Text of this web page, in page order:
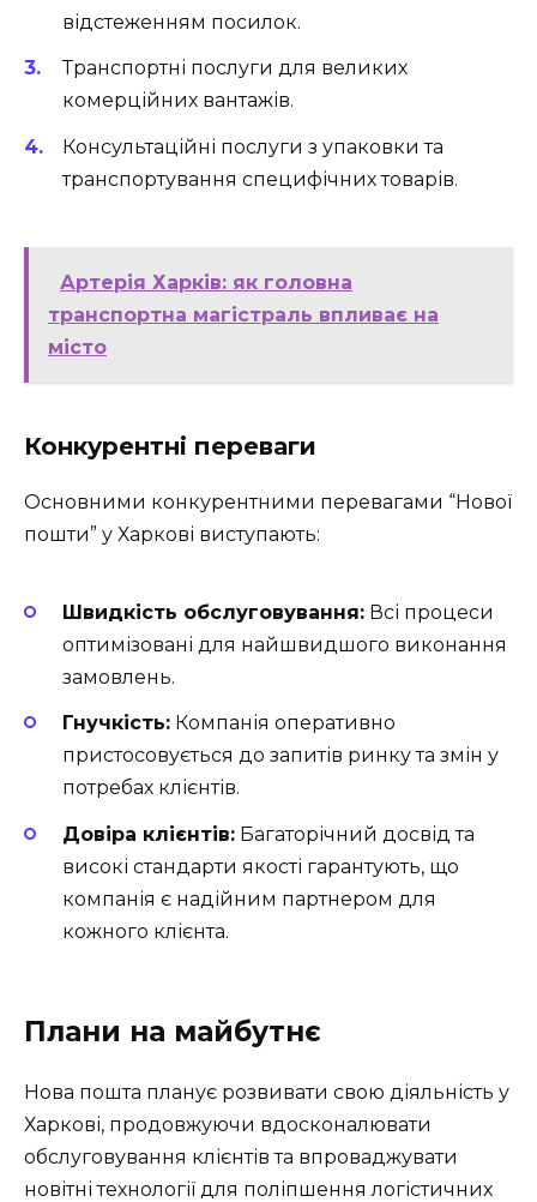
відстеженням посилок.
Транспортні послуги для великих
комерційних вантажів.
Консультаційні послуги з упаковки та
транспортування специфічних товарів.
Артерія Харків: як головна
транспортна магістраль впливає на
місто
Конкурентні переваги
Основними конкурентними перевагами “Нової
пошти” у Харкові виступають:
Швидкість обслуговування: Всі процеси
оптимізовані для найшвидшого виконання
замовлень.
Гнучкість: Компанія оперативно
пристосовується до запитів ринку та змін у
потребах клієнтів.
Довіра клієнтів: Багаторічний досвід та
високі стандарти якості гарантують, що
компанія є надійним партнером для
кожного клієнта.
Плани на майбутнє
Нова пошта планує розвивати свою діяльність у
Харкові, продовжуючи вдосконалювати
обслуговування клієнтів та впроваджувати
новітні технології для поліпшення логістичних